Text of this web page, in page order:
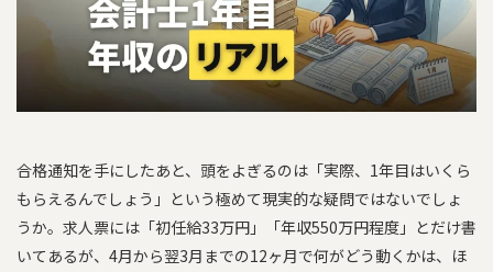
合格通知を手にしたあと、頭をよぎるのは「実際、1年目はいくら
もらえるんでしょう」という極めて現実的な疑問ではないでしょ
うか。求人票には「初任給33万円」「年収550万円程度」とだけ書
いてあるが、4月から翌3月までの12ヶ月で何がどう動くかは、ほ